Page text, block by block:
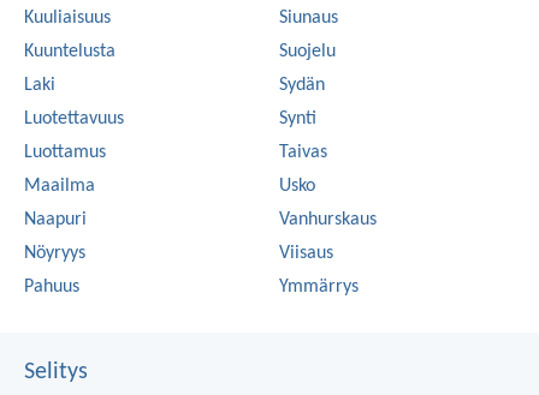
Kuuliaisuus
Kuuntelusta
Laki
Luotettavuus
Luottamus
Maailma
Naapuri
Nöyryys
Pahuus
Siunaus
Suojelu
Sydän
Synti
Taivas
Usko
Vanhurskaus
Viisaus
Ymmärrys
Selitys